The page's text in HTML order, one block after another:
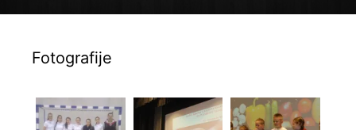
Fotografije